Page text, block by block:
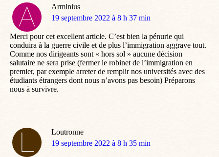
Arminius
dit
19 septembre 2022 à 8 h 37 min
Merci pour cet excellent article. C’est bien la pénurie qui
conduira à la guerre civile et de plus l’immigration aggrave tout.
Comme nos dirigeants sont « hors sol » aucune décision
salutaire ne sera prise (fermer le robinet de l’immigration en
premier, par exemple arreter de remplir nos universités avec des
étudiants étrangers dont nous n’avons pas besoin) Préparons
nous à survivre.
Loutronne
dit
19 septembre 2022 à 8 h 35 min